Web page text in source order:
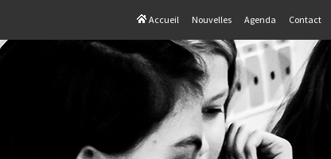
Accueil Nouvelles Agenda Contact